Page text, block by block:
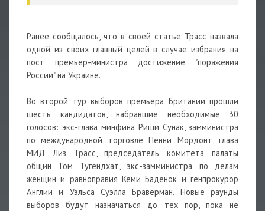
Ранее сообщалось, что в своей статье Трасс назвала
одной из своих главный целей в случае избрания на
пост премьер-министра достижение "поражения
России" на Украине.
Во второй тур выборов премьера Британии прошли
шесть кандидатов, набравшие необходимые 30
голосов: экс-глава минфина Риши Сунак, замминистра
по международной торговле Пенни Мордонт, глава
МИД Лиз Трасс, председатель комитета палаты
общин Том Тугендхат, экс-замминистра по делам
женщин и равноправия Кеми Баденок и генпрокурор
Англии и Уэльса Суэлла Браверман. Новые раунды
выборов будут назначаться до тех пор, пока не